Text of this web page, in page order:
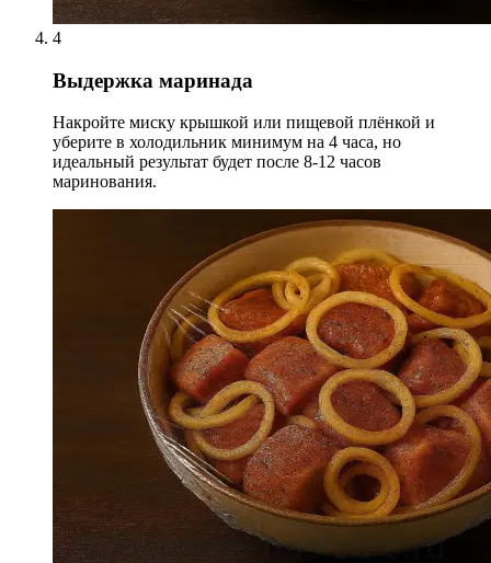
4
Выдержка маринада
Накройте миску крышкой или пищевой плёнкой и
уберите в холодильник минимум на 4 часа, но
идеальный результат будет после 8-12 часов
маринования.